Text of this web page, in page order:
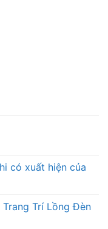
có xuất hiện của
Trí Lồng Đèn